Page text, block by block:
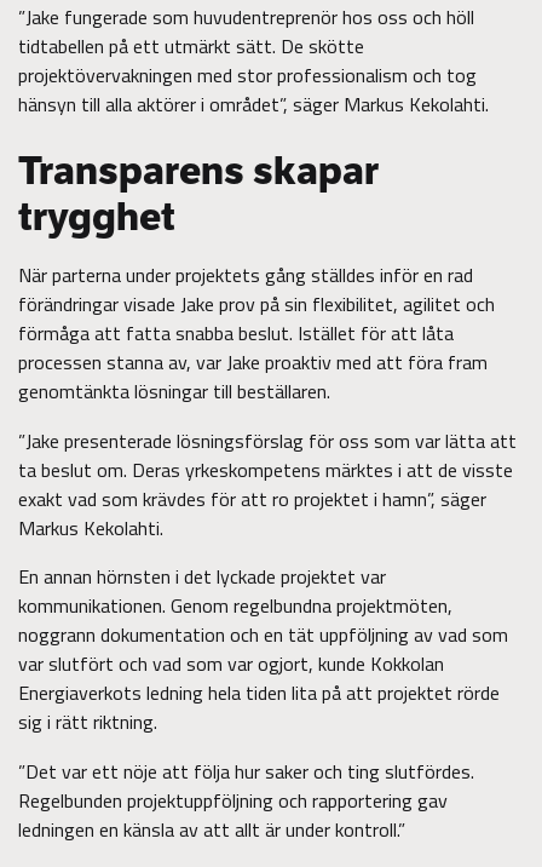
”Jake fungerade som huvudentreprenör hos oss och höll
tidtabellen på ett utmärkt sätt. De skötte
projektövervakningen med stor professionalism och tog
hänsyn till alla aktörer i området”, säger Markus Kekolahti.
Transparens skapar
trygghet
När parterna under projektets gång ställdes inför en rad
förändringar visade Jake prov på sin flexibilitet, agilitet och
förmåga att fatta snabba beslut. Istället för att låta
processen stanna av, var Jake proaktiv med att föra fram
genomtänkta lösningar till beställaren.
”Jake presenterade lösningsförslag för oss som var lätta att
ta beslut om. Deras yrkeskompetens märktes i att de visste
exakt vad som krävdes för att ro projektet i hamn”, säger
Markus Kekolahti.
En annan hörnsten i det lyckade projektet var
kommunikationen. Genom regelbundna projektmöten,
noggrann dokumentation och en tät uppföljning av vad som
var slutfört och vad som var ogjort, kunde Kokkolan
Energiaverkots ledning hela tiden lita på att projektet rörde
sig i rätt riktning.
”Det var ett nöje att följa hur saker och ting slutfördes.
Regelbunden projektuppföljning och rapportering gav
ledningen en känsla av att allt är under kontroll.”